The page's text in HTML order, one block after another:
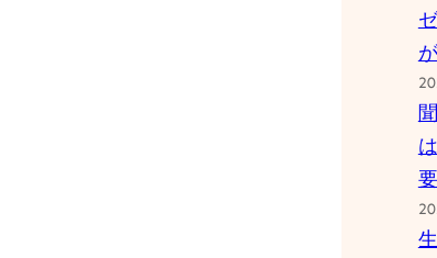
要